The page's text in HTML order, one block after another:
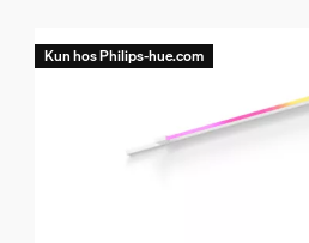
Kun hos Philips-hue.com